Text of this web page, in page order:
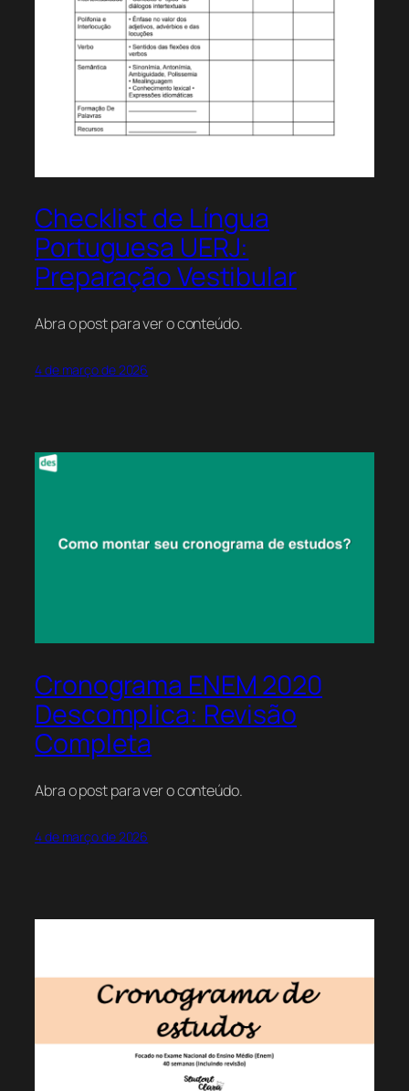
Checklist de Língua
Portuguesa UERJ:
Preparação Vestibular
Abra o post para ver o conteúdo.
4 de março de 2026
Cronograma ENEM 2020
Descomplica: Revisão
Completa
Abra o post para ver o conteúdo.
4 de março de 2026